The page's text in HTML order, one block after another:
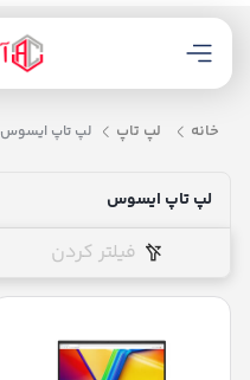
خانه لپ تاپ لپ تاپ ایسوس
لپ تاپ ایسوس
فیلتر کردن